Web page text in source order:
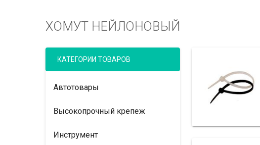
ХОМУТ НЕЙЛОНОВЫЙ
КАТЕГОРИИ ТОВАРОВ
Автотовары
Высокопрочный крепеж
Инструмент